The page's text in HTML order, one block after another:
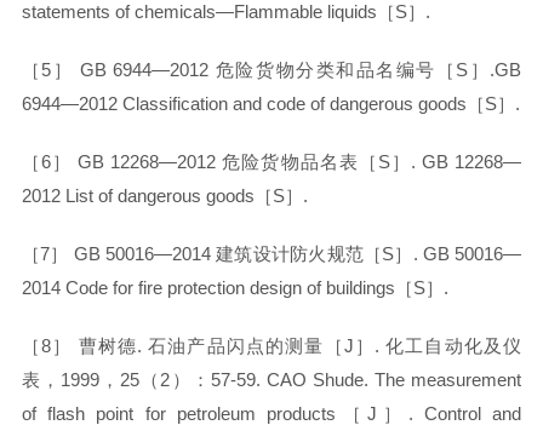
statements of chemicals—Flammable liquids［S］.
［ 5］ GB 6944—2012 危险货物分类和品名编号［S］.GB
6944—2012 Classification and code of dangerous goods［S］.
［6］ GB 12268—2012 危险货物品名表［S］. GB 12268—
2012 List of dangerous goods［S］.
［7］ GB 50016—2014 建筑设计防火规范［S］. GB 50016—
2014 Code for fire protection design of buildings［S］.
［8］ 曹树德. 石油产品闪点的测量［J］. 化工自动化及仪
表，1999，25（2）：57-59. CAO Shude. The measurement
of flash point for petroleum products［J］. Control and